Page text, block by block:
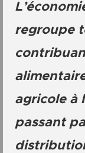
regroupe
agricole à
passant